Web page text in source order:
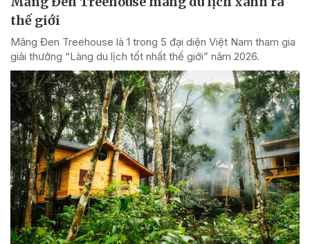
thế giới
Măng Đen Treehouse là 1 trong 5 đại diện Việt Nam tham gia
giải thưởng “Làng du lịch tốt nhất thế giới” năm 2026.